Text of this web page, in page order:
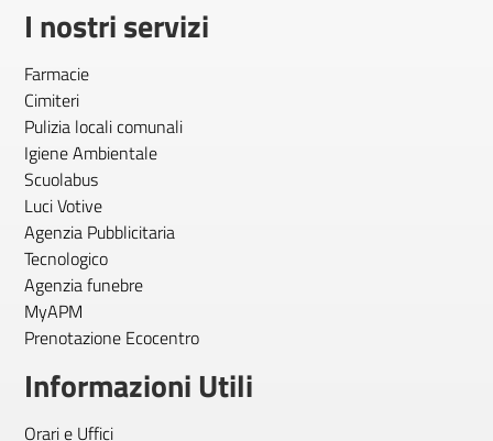
I nostri servizi
Farmacie
Cimiteri
Pulizia locali comunali
Igiene Ambientale
Scuolabus
Luci Votive
Agenzia Pubblicitaria
Tecnologico
Agenzia funebre
MyAPM
Prenotazione Ecocentro
Informazioni Utili
Orari e Uffici